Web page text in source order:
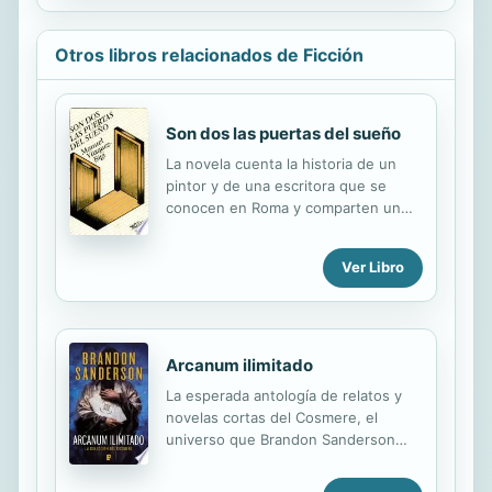
Otros libros relacionados de Ficción
Son dos las puertas del sueño
La novela cuenta la historia de un
pintor y de una escritora que se
conocen en Roma y comparten un
sus antepasados. En realidad
comparten, a sus anchas, un interés
la lucha total del artista: no por la
su supervivencia.
Ver Libro
Arcanum ilimitado
La esperada antología de relatos y
novelas cortas del Cosmere, el
universo que Brandon Sanderson
extensa e impresionante jamás